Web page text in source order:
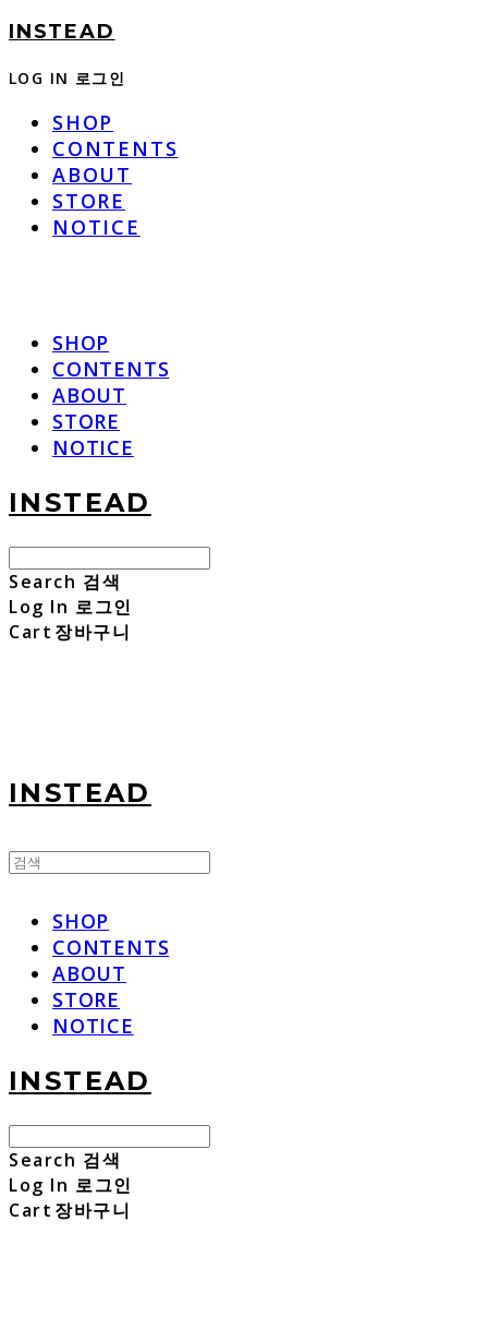
INSTEAD
LOG IN 로그인
SHOP
CONTENTS
ABOUT
STORE
NOTICE
SHOP
CONTENTS
ABOUT
STORE
NOTICE
INSTEAD
Search 검색
Log In 로그인
Cart 장바구니
INSTEAD
SHOP
CONTENTS
ABOUT
STORE
NOTICE
INSTEAD
Search 검색
Log In 로그인
Cart 장바구니